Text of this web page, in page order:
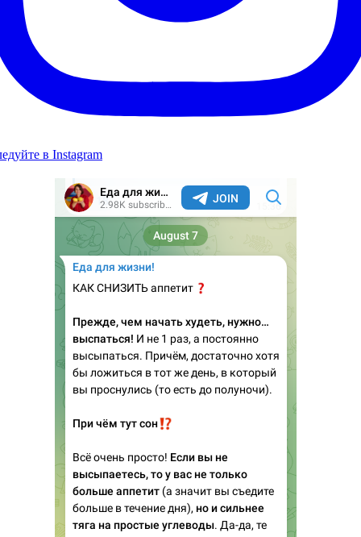
в Instagram